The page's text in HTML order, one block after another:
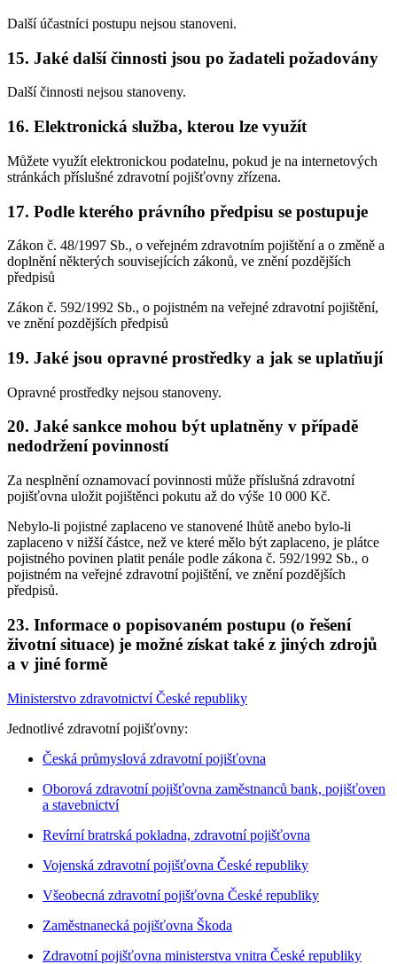
Další účastníci postupu nejsou stanoveni.
15. Jaké další činnosti jsou po žadateli požadovány
Další činnosti nejsou stanoveny.
16. Elektronická služba, kterou lze využít
Můžete využít elektronickou podatelnu, pokud je na internetových
stránkách příslušné zdravotní pojišťovny zřízena.
17. Podle kterého právního předpisu se postupuje
Zákon č. 48/1997 Sb., o veřejném zdravotním pojištění a o změně a
doplnění některých souvisejících zákonů, ve znění pozdějších
předpisů
Zákon č. 592/1992 Sb., o pojistném na veřejné zdravotní pojištění,
ve znění pozdějších předpisů
19. Jaké jsou opravné prostředky a jak se uplatňují
Opravné prostředky nejsou stanoveny.
20. Jaké sankce mohou být uplatněny v případě
nedodržení povinností
Za nesplnění oznamovací povinnosti může příslušná zdravotní
pojišťovna uložit pojištěnci pokutu až do výše 10 000 Kč.
Nebylo-li pojistné zaplaceno ve stanovené lhůtě anebo bylo-li
zaplaceno v nižší částce, než ve které mělo být zaplaceno, je plátce
pojistného povinen platit penále podle zákona č. 592/1992 Sb., o
pojistném na veřejné zdravotní pojištění, ve znění pozdějších
předpisů.
23. Informace o popisovaném postupu (o řešení
životní situace) je možné získat také z jiných zdrojů
a v jiné formě
Ministerstvo zdravotnictví České republiky
Jednotlivé zdravotní pojišťovny:
Česká průmyslová zdravotní pojišťovna
Oborová zdravotní pojišťovna zaměstnanců bank, pojišťoven
a stavebnictví
Revírní bratrská pokladna, zdravotní pojišťovna
Vojenská zdravotní pojišťovna České republiky
Všeobecná zdravotní pojišťovna České republiky
Zaměstnanecká pojišťovna Škoda
Zdravotní pojišťovna ministerstva vnitra České republiky